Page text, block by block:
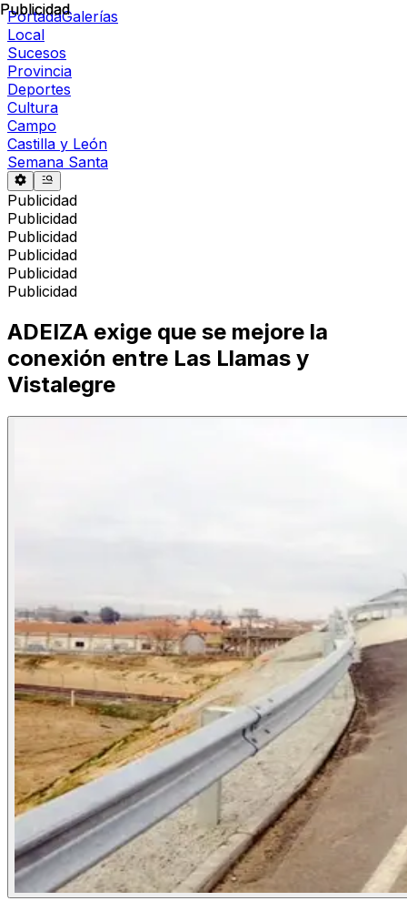
PortadaGalerías
Local
Sucesos
Provincia
Deportes
Cultura
Campo
Castilla y León
Semana Santa
Publicidad
Publicidad
Publicidad
Publicidad
Publicidad
Publicidad
Publicidad
ADEIZA exige que se mejore la
conexión entre Las Llamas y
Vistalegre
Publicidad